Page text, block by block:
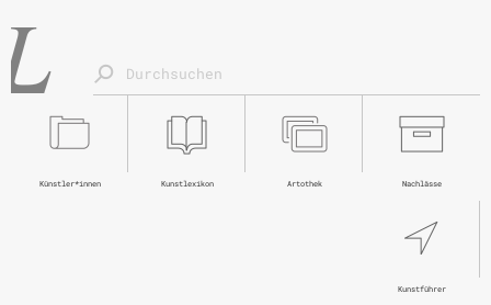
Nachlässe
Artothek
Kunstlexikon
Künstler*innen
Kunstführer